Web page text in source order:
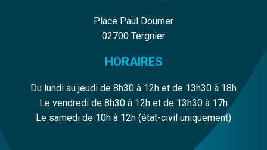
Place Paul Doumer
02700 Tergnier
HORAIRES
Du lundi au jeudi de 8h30 à 12h et de 13h30 à 18h
Le vendredi de 8h30 à 12h et de 13h30 à 17h
Le samedi de 10h à 12h (état-civil uniquement)